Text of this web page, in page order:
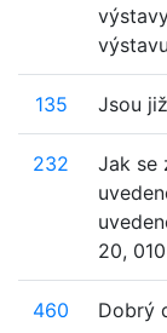
135 Jsou
232
Jak se
20,
460
Dobrý